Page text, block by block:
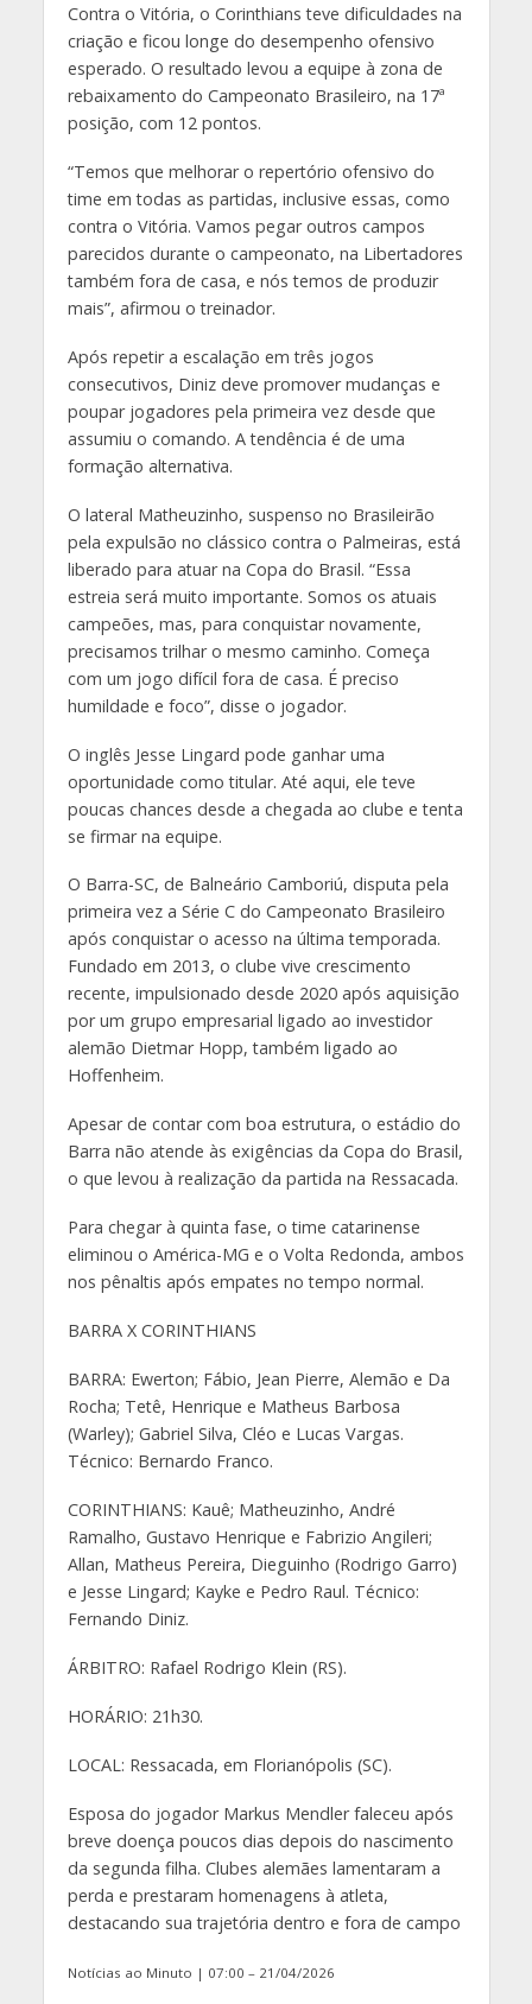
Contra o Vitória, o Corinthians teve dificuldades na
criação e ficou longe do desempenho ofensivo
esperado. O resultado levou a equipe à zona de
rebaixamento do Campeonato Brasileiro, na 17ª
posição, com 12 pontos.
“Temos que melhorar o repertório ofensivo do
time em todas as partidas, inclusive essas, como
contra o Vitória. Vamos pegar outros campos
parecidos durante o campeonato, na Libertadores
também fora de casa, e nós temos de produzir
mais”, afirmou o treinador.
Após repetir a escalação em três jogos
consecutivos, Diniz deve promover mudanças e
poupar jogadores pela primeira vez desde que
assumiu o comando. A tendência é de uma
formação alternativa.
O lateral Matheuzinho, suspenso no Brasileirão
pela expulsão no clássico contra o Palmeiras, está
liberado para atuar na Copa do Brasil. “Essa
estreia será muito importante. Somos os atuais
campeões, mas, para conquistar novamente,
precisamos trilhar o mesmo caminho. Começa
com um jogo difícil fora de casa. É preciso
humildade e foco”, disse o jogador.
O inglês Jesse Lingard pode ganhar uma
oportunidade como titular. Até aqui, ele teve
poucas chances desde a chegada ao clube e tenta
se firmar na equipe.
O Barra-SC, de Balneário Camboriú, disputa pela
primeira vez a Série C do Campeonato Brasileiro
após conquistar o acesso na última temporada.
Fundado em 2013, o clube vive crescimento
recente, impulsionado desde 2020 após aquisição
por um grupo empresarial ligado ao investidor
alemão Dietmar Hopp, também ligado ao
Hoffenheim.
Apesar de contar com boa estrutura, o estádio do
Barra não atende às exigências da Copa do Brasil,
o que levou à realização da partida na Ressacada.
Para chegar à quinta fase, o time catarinense
eliminou o América-MG e o Volta Redonda, ambos
nos pênaltis após empates no tempo normal.
BARRA X CORINTHIANS
BARRA: Ewerton; Fábio, Jean Pierre, Alemão e Da
Rocha; Tetê, Henrique e Matheus Barbosa
(Warley); Gabriel Silva, Cléo e Lucas Vargas.
Técnico: Bernardo Franco.
CORINTHIANS: Kauê; Matheuzinho, André
Ramalho, Gustavo Henrique e Fabrizio Angileri;
Allan, Matheus Pereira, Dieguinho (Rodrigo Garro)
e Jesse Lingard; Kayke e Pedro Raul. Técnico:
Fernando Diniz.
ÁRBITRO: Rafael Rodrigo Klein (RS).
HORÁRIO: 21h30.
LOCAL: Ressacada, em Florianópolis (SC).
Esposa do jogador Markus Mendler faleceu após
breve doença poucos dias depois do nascimento
da segunda filha. Clubes alemães lamentaram a
perda e prestaram homenagens à atleta,
destacando sua trajetória dentro e fora de campo
Notícias ao Minuto | 07:00 – 21/04/2026